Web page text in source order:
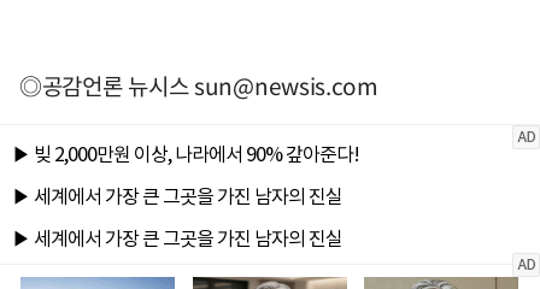
◎공감언론 뉴시스sun@newsis.com